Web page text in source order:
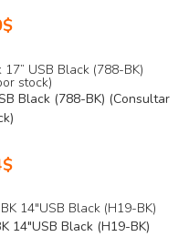
$
Black (788-BK) (Consultar
$
14″USB Black (H19-BK)